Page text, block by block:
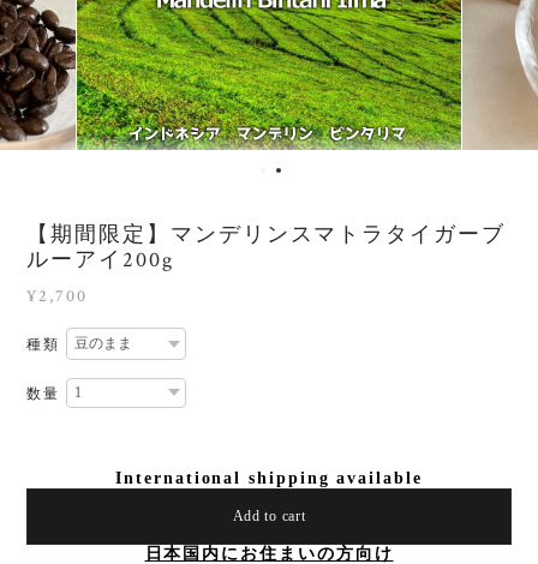
【期間限定】マンデリンスマトラタイガーブ
ルーアイ200g
¥2,700
種類
数量
International shipping available
Add to cart
日本国内にお住まいの方向け